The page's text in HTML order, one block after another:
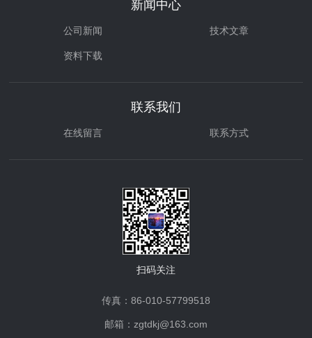
新闻中心
公司新闻 技术文章
资料下载
联系我们
在线留言 联系方式
扫码关注
传真：86-010-57799518
邮箱：zgtdkj@163.com